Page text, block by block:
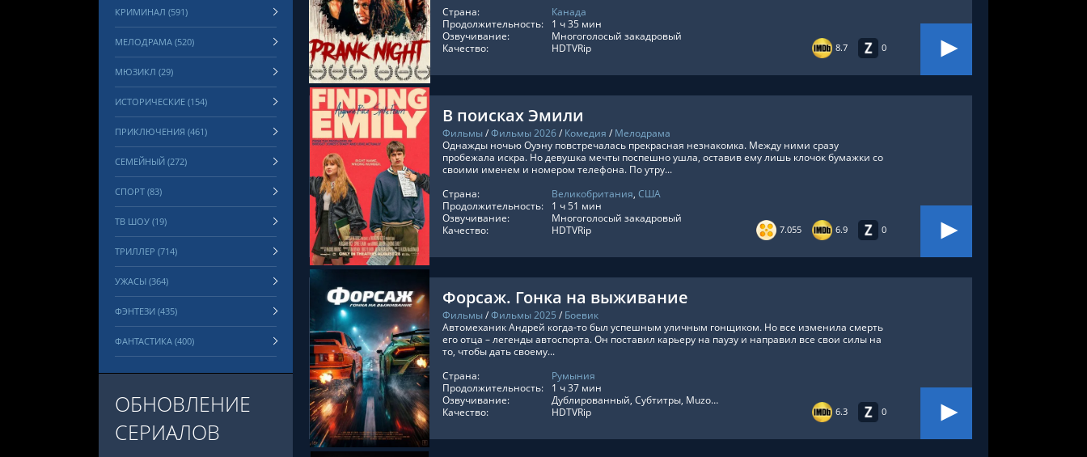
СМОТРЕТЬ ОНЛАЙН
8.7 0
Страна:
Канада
Продолжительность:
1 ч 35 мин
Озвучивание:
Многоголосый закадровый
Качество:
HDTVRip
СМОТРЕТЬ ОНЛАЙН
В поисках Эмили
Фильмы/Фильмы 2026/ Комедия / Мелодрама
7.055 6.9 0
Однажды ночью Оуэну повстречалась прекрасная незнакомка. Между ними сразу
пробежала искра. Но девушка мечты поспешно ушла, оставив ему лишь клочок бумажки со
своими именем и номером телефона. По утру...
Страна:
Великобритания, США
Продолжительность:
1 ч 51 мин
Озвучивание:
Многоголосый закадровый
Качество:
HDTVRip
СМОТРЕТЬ ОНЛАЙН
Форсаж. Гонка на выживание
Фильмы/Фильмы 2025 / Боевик
6.3 0
Автомеханик Андрей когда-то был успешным уличным гонщиком. Но все изменила смерть
его отца – легенды автоспорта. Он поставил карьеру на паузу и направил все свои силы на
то, чтобы дать своему...
Страна:
Румыния
Продолжительность:
1 ч 37 мин
Озвучивание:
Дублированный, Субтитры, MuzoBoz, Оригинальный
Качество:
HDTVRip
КРИМИНАЛ (591)
МЕЛОДРАМА (520)
МЮЗИКЛ (29)
ИСТОРИЧЕСКИЕ (154)
ПРИКЛЮЧЕНИЯ (461)
СЕМЕЙНЫЙ (272)
СПОРТ (83)
ТВ ШОУ (19)
ТРИЛЛЕР (714)
УЖАСЫ (364)
ФЭНТЕЗИ (435)
ФАНТАСТИКА (400)
ОБНОВЛЕНИЕ
СЕРИАЛОВ